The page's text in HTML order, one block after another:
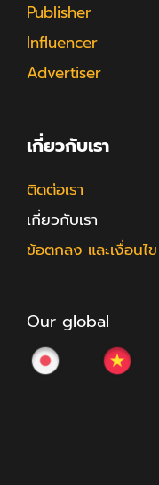
Publisher
Influencer
Advertiser
เกี่ยวกับเรา
ติดต่อเรา
เกี่ยวกับเรา
ข้อตกลง และเงื่อนไข
Our global